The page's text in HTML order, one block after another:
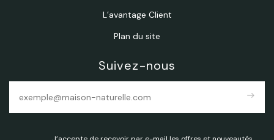
L’avantage Client
Plan du site
Suivez-nous
east